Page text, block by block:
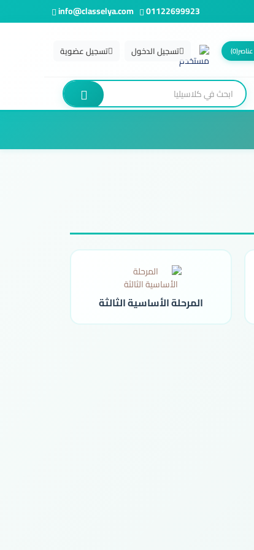
01122699923
info@classelya.com
عناصر(0) تسجيل الدخول تسجيل عضوية
المرحلة الأساسية الثالثة